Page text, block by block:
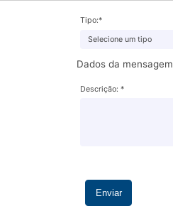
Tipo:*
Dados da mensagem
Descrição: *
Enviar